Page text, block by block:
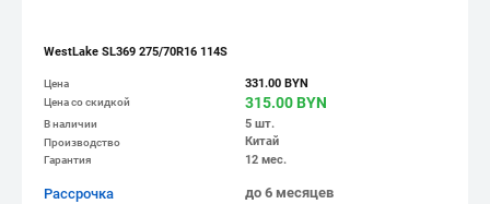
WestLake SL369 275/70R16 114S
Цена 331.00 BYN
Цена со скидкой 315.00 BYN
В наличии 5 шт.
Производство Китай
Гарантия 12 мес.
Рассрочка до 6 месяцев